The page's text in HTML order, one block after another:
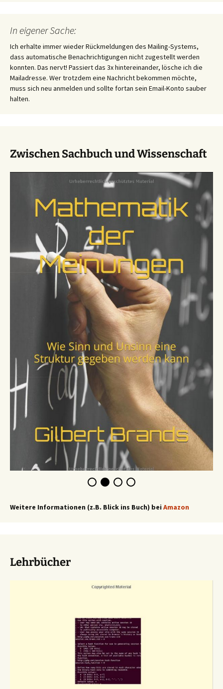
In eigener Sache:
Ich erhalte immer wieder Rückmeldungen des Mailing-Systems,
dass automatische Benachrichtigungen nicht zugestellt werden
konnten. Das nervt! Passiert das 3x hintereinander, lösche ich die
Mailadresse. Wer trotzdem eine Nachricht bekommen möchte,
muss sich neu anmelden und sollte fortan sein Email-Konto sauber
halten.
Zwischen Sachbuch und Wissenschaft
Weitere Informationen (z.B. Blick ins Buch) bei Amazon
Lehrbücher